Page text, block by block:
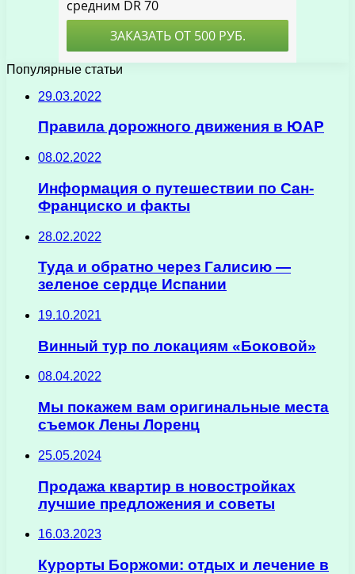
Популярные статьи
29.03.2022
Правила дорожного движения в ЮАР
08.02.2022
Информация о путешествии по Сан-
Франциско и факты
28.02.2022
Туда и обратно через Галисию —
зеленое сердце Испании
19.10.2021
Винный тур по локациям «Боковой»
08.04.2022
Мы покажем вам оригинальные места
съемок Лены Лоренц
25.05.2024
Продажа квартир в новостройках
лучшие предложения и советы
16.03.2023
Курорты Боржоми: отдых и лечение в